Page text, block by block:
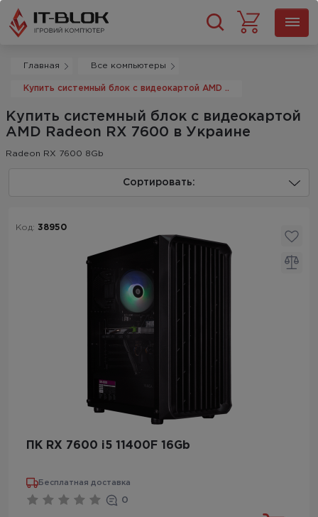
Главная Все компьютеры
Купить системный блок с видеокартой AMD ..
Купить системный блок с видеокартой
AMD Radeon RX 7600 в Украине
Radeon RX 7600 8Gb
Сортировать:
Код: 38950
ПК RX 7600 i5 11400F 16Gb
Бесплатная доставка
0